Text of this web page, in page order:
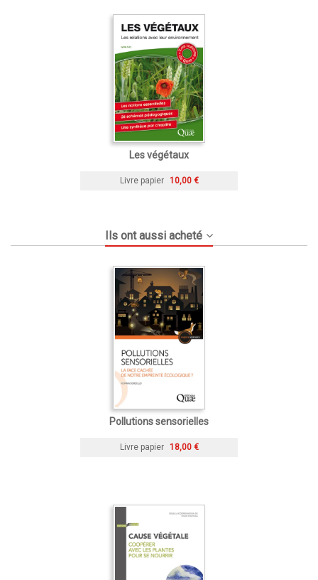
Les végétaux
Livre papier 10,00 €
Ils ont aussi acheté
Pollutions sensorielles
Livre papier 18,00 €